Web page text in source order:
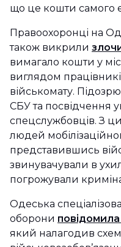
що це кошти самого
Правоохоронці на
також викрили
вимагало кошти у
виглядом
військомату.
СБУ та посвідчення
спецслужбовців. З
людей
представившись
звинувачували в
погрожували
Одеська
оборони
який налагодив